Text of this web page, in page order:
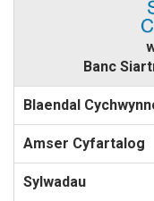
Banc